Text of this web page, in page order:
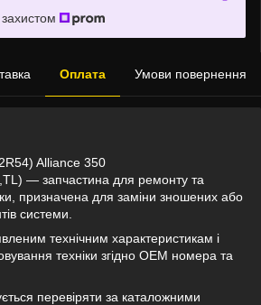
Оплата Умови повернення
Alliance 350
— запчастина для ремонту та
призначена для заміни зношених або
системи.
технічним характеристикам і
техніки згідно OEM номера та
перевіряти за каталожними